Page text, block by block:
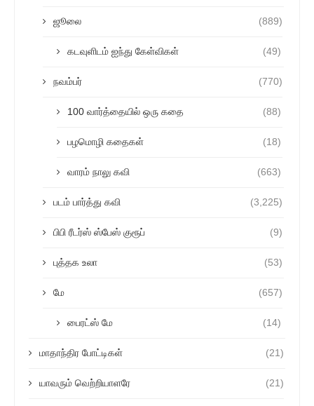
ஜூலை (889)
கடவுளிடம் ஐந்து கேள்விகள் (49)
நவம்பர் (770)
100 வார்த்தையில் ஒரு கதை (88)
பழமொழி கதைகள் (18)
வாரம் நாலு கவி (663)
படம் பார்த்து கவி (3,225)
பிபி ரீடர்ஸ் ஸ்பேஸ் குரூப் (9)
புத்தக உலா (53)
மே (657)
பைரட்ஸ் மே (14)
மாதாந்திர போட்டிகள் (21)
யாவரும் வெற்றியாளரே (21)